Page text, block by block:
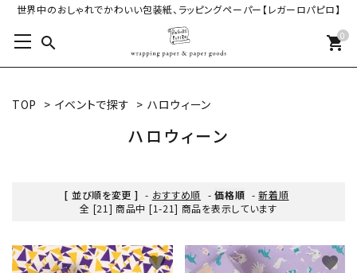
世界中のおしゃれでかわいい包装紙、ラッピングペーパー【レガーロパピロ】
search 0
shopping_cart
TOP > イベントで探す > ハロウィーン
ハロウィーン
[ 並び順を変更 ] - おすすめ順 -価格順 -新着順
全 [21] 商品中 [1-21] 商品を表示しています
favorite favorite